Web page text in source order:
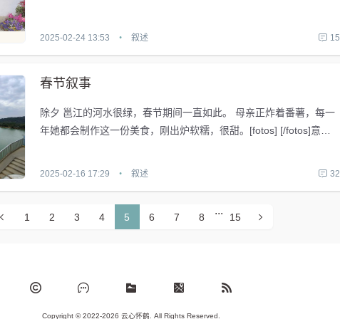
2025-02-24 13:53 • 叙述 15
春节叙事
除夕 邕江的河水很绿，春节期间一直如此。 母亲正炸着番薯，每一
年她都会制作这一份美食，刚出炉软糯，很甜。[fotos] [/fotos]意外
2025-02-16 17:29 • 叙述 32
1 2 3 4 5 6 7 8
...
15
Copyright © 2022-2026 云心怀鹤. All Rights Reserved.